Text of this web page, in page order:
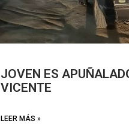
JOVEN ES
VICENTE
LEER MÁS »